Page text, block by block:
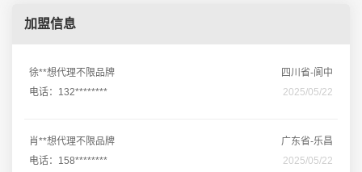
加盟信息
徐**想代理不限品牌
四川省-阆中
电话：132********
2025/05/22
肖**想代理不限品牌
广东省-乐昌
电话：158********
2025/05/22